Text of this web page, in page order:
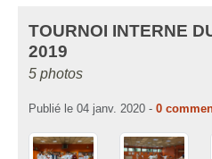
TOURNOI INTERNE
2019
5 photos
Publié le 04 janv. 2020 - 0